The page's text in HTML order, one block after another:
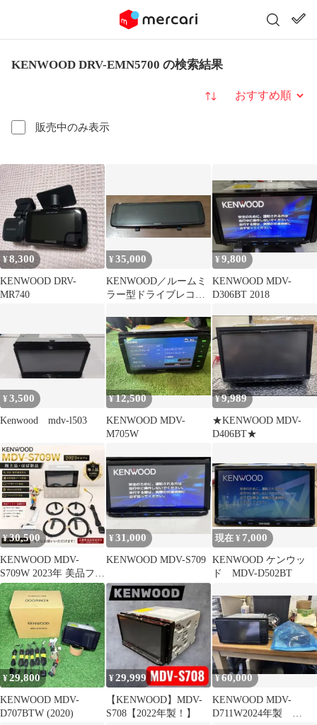
KENWOOD DRV-EMN5700 の検索結果
販売中のみ表示
並び替え
¥8,300
KENWOOD DRV-
MR740
¥35,000
KENWOOD／ルームミ
ラー型ドライブレコー
¥9,800
KENWOOD MDV-
D306BT 2018
¥3,500
Kenwood mdv-l503
¥12,500
KENWOOD MDV-
M705W
¥9,989
★KENWOOD MDV-
D406BT★
¥30,500
KENWOOD MDV-
S709W 2023年 美品フル
セット
¥31,000
KENWOOD MDV-S709
現在 ¥ 7,000
KENWOOD ケンウッ
ド MDV-D502BT
¥29,800
KENWOOD MDV-
D707BTW (2020)
¥29,999
【KENWOOD】MDV-
S708【2022年製！】
¥60,000
KENWOOD MDV-
D711W2024年製